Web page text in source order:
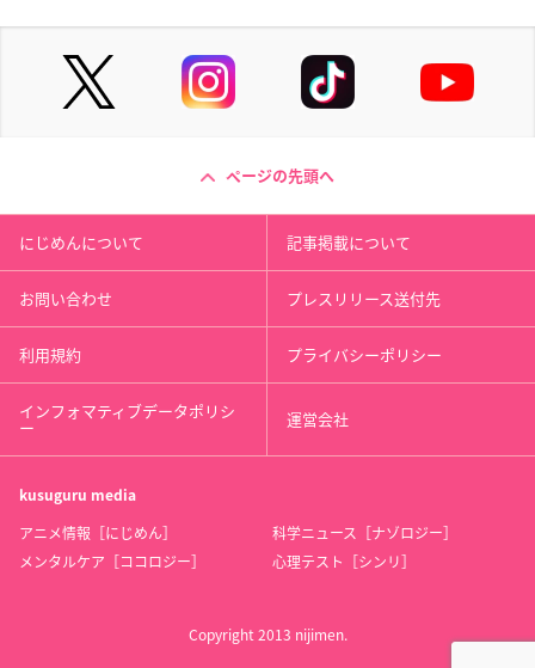
ページの先頭へ
にじめんについて 記事掲載について
お問い合わせ プレスリリース送付先
利用規約 プライバシーポリシー
インフォマティブデータポリシ
ー 運営会社
kusuguru media
アニメ情報［にじめん］
科学ニュース［ナゾロジー］
メンタルケア［ココロジー］
心理テスト［シンリ］
Copyright 2013 nijimen.